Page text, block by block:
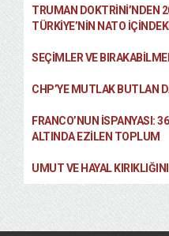
TRUMAN DOKTRINI’NDEN
TÜRKIYE’NIN NATO
SEÇIMLER VE
CHP’YE MUTLAK BUTLAN
FRANCO’NUN İSPANYASI:
ALTINDA EZILEN TOPLUM
UMUT VE HAYAL